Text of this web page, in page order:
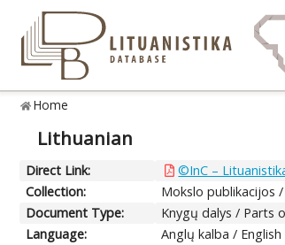
Home
Lithuanian
Direct Link:
©InC –
Collection:
Mokslo publikacijos
Document Type:
Knygų dalys / Parts
Language:
Anglų kalba / English